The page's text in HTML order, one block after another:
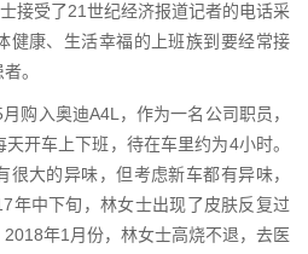
接受了21世纪经济报道记者的电话采
健康、生活幸福的上班族到要经常接
。
购入奥迪A4L，作为一名公司职员，
开车上下班，待在车里约为4小时。
大的异味，但考虑新车都有异味，
年中下旬，林女士出现了皮肤反复过
年1月份，林女士高烧不退，去医